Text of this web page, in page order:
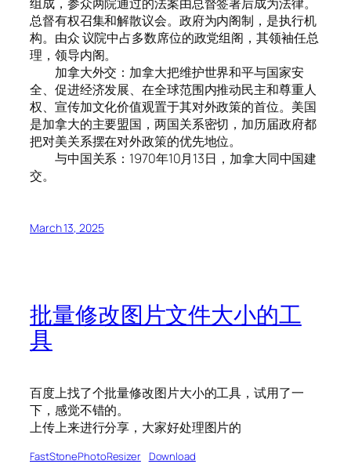
总督有权召集和解散议会。政府为内阁制，是执行机
构。由众 议院中占多数席位的政党组阁，其领袖任总
理，领导内阁。
加拿大外交：加拿大把维护世界和平与国家安
全、促进经济发展、在全球范围内推动民主和尊重人
权、宣传加文化价值观置于其对外政策的首位。美国
是加拿大的主要盟国，两国关系密切，加历届政府都
把对美关系摆在对外政策的优先地位。
与中国关系：1970年10月13日，加拿大同中国建
交。
March 13, 2025
批量修改图片文件大小的工
具
百度上找了个批量修改图片大小的工具，试用了一
下，感觉不错的。
上传上来进行分享，大家好处理图片的
FastStonePhotoResizer Download